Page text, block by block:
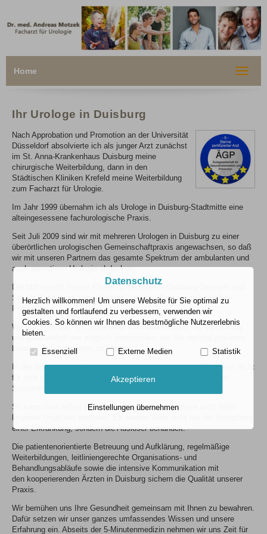
Home
Toggle
Ihr Urologe in Duisburg
Nach Approbation und Promotion an der Universität
Düsseldorf absolvierte ich als junger Arzt zunächst
im St. Anna-Krankenhaus Duisburg meine
chirurgische Weiterbildung, dann in den
Städtischen Kliniken Krefeld meine Weiterbildung
zum Facharzt für Urologie.
Im Jahr 1999 übernahm ich als Urologe in Duisburg-Stadtmitte eine
alteingesessene fachurologische Praxis.
Seit Juli 2009 sind wir mit mehreren Urologen in Duisburg zu einer
überörtlichen urologischen Gemeinschaftpraxis angewachsen, so daß
wir mit unseren Partnern das gesamte Spektrum der ambulanten und
auch operativen Urologie abdecken.
Der Mittelpunkt meiner Praxis für Urologie in Duisburg-Zentrum sind
Sie als Patient mit Ihren eigenen, individuellen gesundheitlichen
Fragen.
Wir möchten Sie - im Sinne einer Individualmedizin - so vollständig
und ganzheitlich wie möglich untersuchen, um Sie optimal präventiv
beraten und therapieren zu können.
In der Individualmedizin betrachten wir ein bestimmtes Symptom nicht
für sich alleine, sondern immer im Zusammenhang mit anderen
Symptomen und individuellen Einflussfaktoren.
So kann man neben der schulmedizinschen Diagnose auch tiefer
einer Erkrankung, sondern die Auslöser behandelt.
Die patientenorientierte Betreuung und Aufklärung, regelmäßige
Weiterbildungen, leitliniengerechte Organisations- und
Behandlungsabläufe sowie die intensive Kommunikation mit
den kooperierenden Ärzten in Duisburg sichern die Qualität unserer
Praxis.
Wir bemühen uns Ihre Gesundheit gemeinsam mit Ihnen zu bewahren.
Dafür setzen wir unser ganzes umfassendes Wissen und unsere
Erfahrung ein. Abseits der 5-Minutenmedizin nehmen wir uns Zeit für
Datenschutz
Herzlich willkommen! Um unsere Website für Sie optimal zu
gestalten und fortlaufend zu verbessern, verwenden wir
Cookies. So können wir Ihnen das bestmögliche Nutzererlebnis
bieten.
Essenziell Externe Medien Statistik
Akzeptieren
Einstellungen übernehmen